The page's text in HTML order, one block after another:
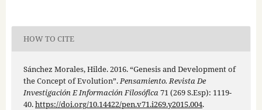
HOW TO CITE
Sánchez Morales, Hilde. 2016. “Genesis and Development of
the Concept of Evolution”.Pensamiento. Revista De
Investigación E Información Filosófica71 (269 S.Esp): 1119-
40.https://doi.org/10.14422/pen.v71.i269.y2015.004.